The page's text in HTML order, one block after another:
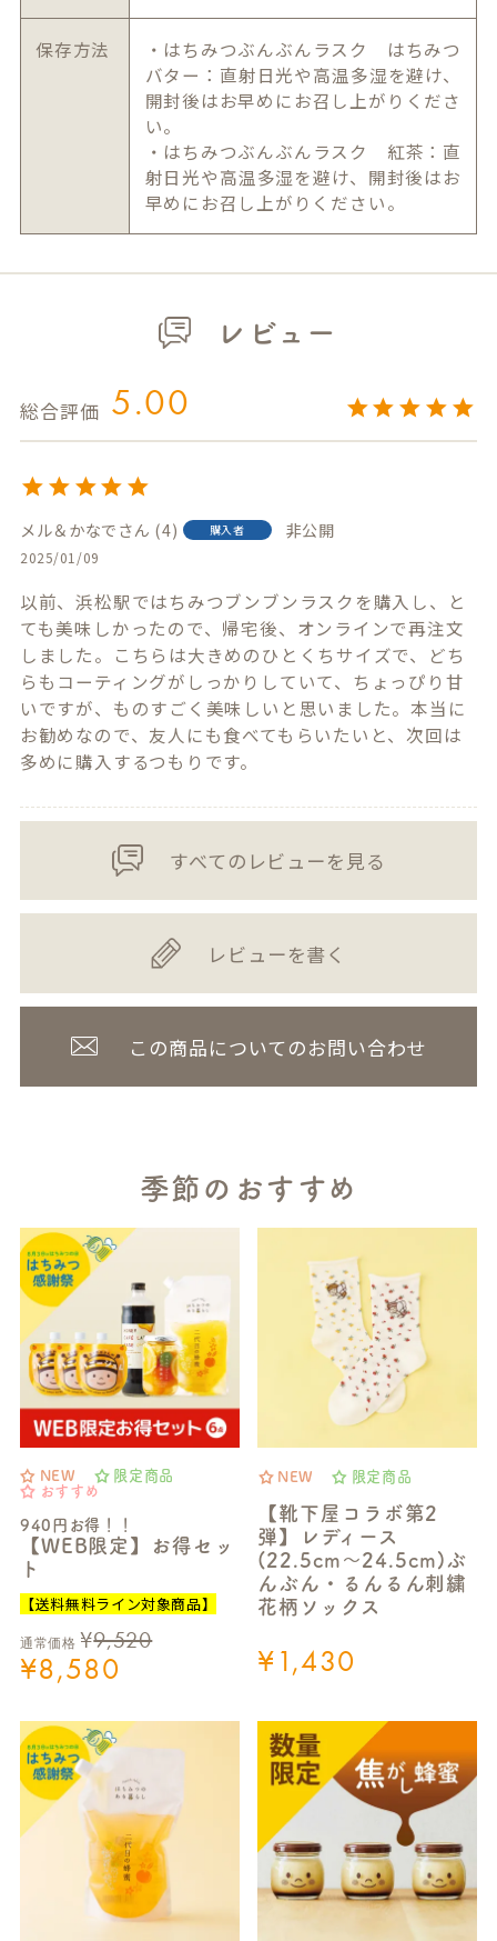
保存方法
・はちみつぶんぶんラスク はちみつ
バター：直射日光や高温多湿を避け、
開封後はお早めにお召し上がりくださ
い。
・はちみつぶんぶんラスク 紅茶：直
射日光や高温多湿を避け、開封後はお
早めにお召し上がりください。
レビュー
5.00
メル＆かなで 4 購入者 非公開
2025/01/09
以前、浜松駅ではちみつブンブンラスクを購入し、と
ても美味しかったので、帰宅後、オンラインで再注文
しました。こちらは大きめのひとくちサイズで、どち
らもコーティングがしっかりしていて、ちょっぴり甘
いですが、ものすごく美味しいと思いました。本当に
お勧めなので、友人にも食べてもらいたいと、次回は
多めに購入するつもりです。
すべてのレビューを見る
レビューを書く
この商品についてのお問い合わせ
季節のおすすめ
NEW
限定商品
おすすめ
940円お得！！
【WEB限定】お得セッ
ト
【送料無料ライン対象商品】
通常価格 ¥9,520
¥8,580
NEW 限定商品
【靴下屋コラボ第2
弾】レディース
(22.5cm～24.5cm)ぶ
んぶん・るんるん刺繍
花柄ソックス
¥1,430